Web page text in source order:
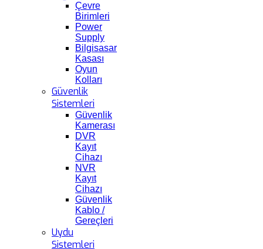
Çevre
Birimleri
Power
Supply
Bilgisasar
Kasası
Oyun
Kolları
Güvenlik
Sistemleri
Güvenlik
Kamerası
DVR
Kayıt
Cihazı
NVR
Kayıt
Cihazı
Güvenlik
Kablo /
Gereçleri
Uydu
Sistemleri